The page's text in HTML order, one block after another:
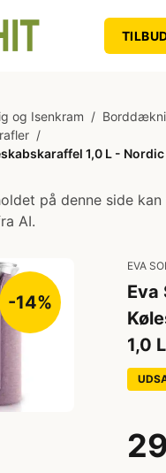
og Isenkram /
/
1,0 L -
på denne side
AI.
-14%
EVA
Eva
1,0